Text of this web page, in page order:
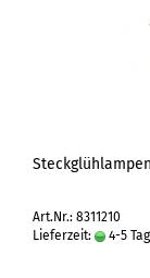
Art.Nr.: 8311210
Lieferzeit:
4-5